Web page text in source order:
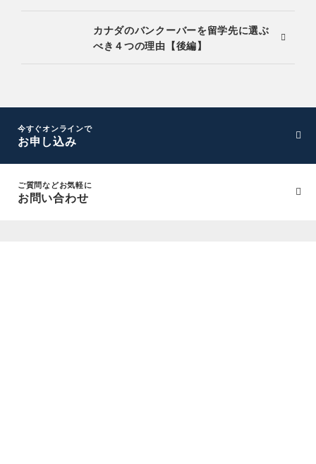
カナダのバンクーバーを留学先に選ぶ
べき４つの理由【後編】
今すぐオンラインで
お申し込み
ご質問などお気軽に
お問い合わせ